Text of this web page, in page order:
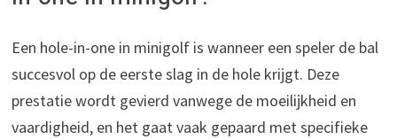
Een hole-in-one in minigolf is wanneer een speler de bal
succesvol op de eerste slag in de hole krijgt. Deze
prestatie wordt gevierd vanwege de moeilijkheid en
vaardigheid, en het gaat vaak gepaard met specifieke